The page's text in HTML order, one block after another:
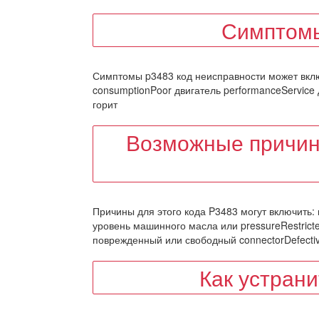
Симптомы p3483 код неисправности может
consumptionPoor двигатель performanceService
горит
Возможные
Причины для этого кода P3483 могут
уровень машинного масла или
поврежденный или свободный
Как